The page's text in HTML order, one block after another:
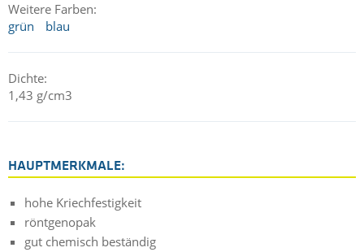
Weitere Farben:
grün
blau
Dichte:
1,43 g/cm3
HAUPTMERKMALE:
hohe Kriechfestigkeit
röntgenopak
gut chemisch beständig